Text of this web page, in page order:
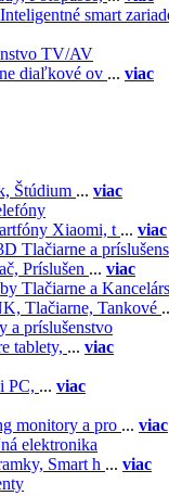
Inteligentné smart
TV/AV
diaľkové ov ... viac
Štúdium ... viac
Xiaomi, t ... viac
Tlačiarne a
Príslušen ... viac
Tlačiarne a
Tlačiarne, Tankové
a príslušenstvo
tablety, ... viac
PC, ... viac
monitory a pro ... viac
elektronika
Smart h ... viac